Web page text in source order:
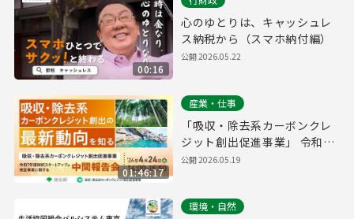
00:16
心のゆとりは、キャッシュレ
ス納税から（スマホ納付編）
公開2026.05.22
01:46:17
産業・仕事
「吸収・除去系カーボンクレ
ジット創出促進事業」 令和7
年度採択スタートアップの中
公開2026.05.19
環境・自然